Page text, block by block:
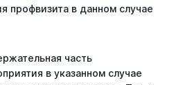
профвизита в данном случае
часть
в указанном случае